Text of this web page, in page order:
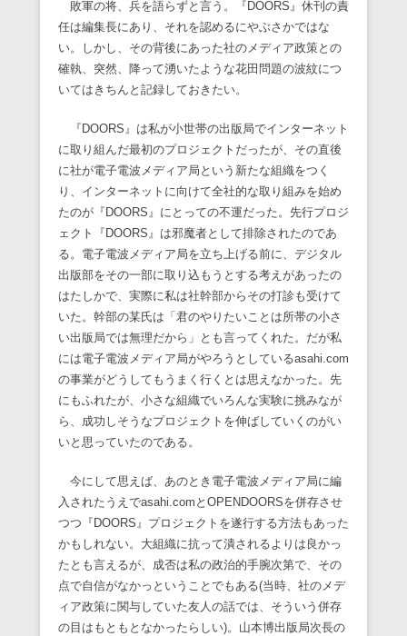
敗軍の将、兵を語らずと言う。『DOORS』休刊の責
任は編集長にあり、それを認めるにやぶさかではな
い。しかし、その背後にあった社のメディア政策との
確執、突然、降って湧いたような花田問題の波紋につ
いてはきちんと記録しておきたい。
『DOORS』は私が小世帯の出版局でインターネット
に取り組んだ最初のプロジェクトだったが、その直後
に社が電子電波メディア局という新たな組織をつく
り、インターネットに向けて全社的な取り組みを始め
たのが『DOORS』にとっての不運だった。先行プロジ
ェクト『DOORS』は邪魔者として排除されたのであ
る。電子電波メディア局を立ち上げる前に、デジタル
出版部をその一部に取り込もうとする考えがあったの
はたしかで、実際に私は社幹部からその打診も受けて
いた。幹部の某氏は「君のやりたいことは所帯の小さ
い出版局では無理だから」とも言ってくれた。だが私
には電子電波メディア局がやろうとしているasahi.com
の事業がどうしてもうまく行くとは思えなかった。先
にもふれたが、小さな組織でいろんな実験に挑みなが
ら、成功しそうなプロジェクトを伸ばしていくのがい
いと思っていたのである。
今にして思えば、あのとき電子電波メディア局に編
入されたうえでasahi.comとOPENDOORSを併存させ
つつ『DOORS』プロジェクトを遂行する方法もあった
かもしれない。大組織に抗って潰されるよりは良かっ
たとも言えるが、成否は私の政治的手腕次第で、その
点で自信がなかっということでもある(当時、社のメデ
ィア政策に関与していた友人の話では、そういう併存
の目はもともとなかったらしい)。山本博出版局次長の